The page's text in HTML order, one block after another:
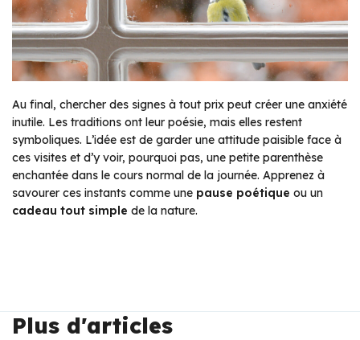
Au final, chercher des signes à tout prix peut créer une anxiété
inutile. Les traditions ont leur poésie, mais elles restent
symboliques. L’idée est de garder une attitude paisible face à
ces visites et d’y voir, pourquoi pas, une petite parenthèse
enchantée dans le cours normal de la journée. Apprenez à
savourer ces instants comme une pause poétique ou un
cadeau tout simple de la nature.
Plus d'articles